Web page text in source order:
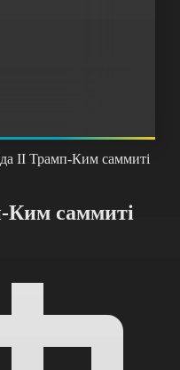
ІІ Трамп-Ким саммиті
Ким саммиті